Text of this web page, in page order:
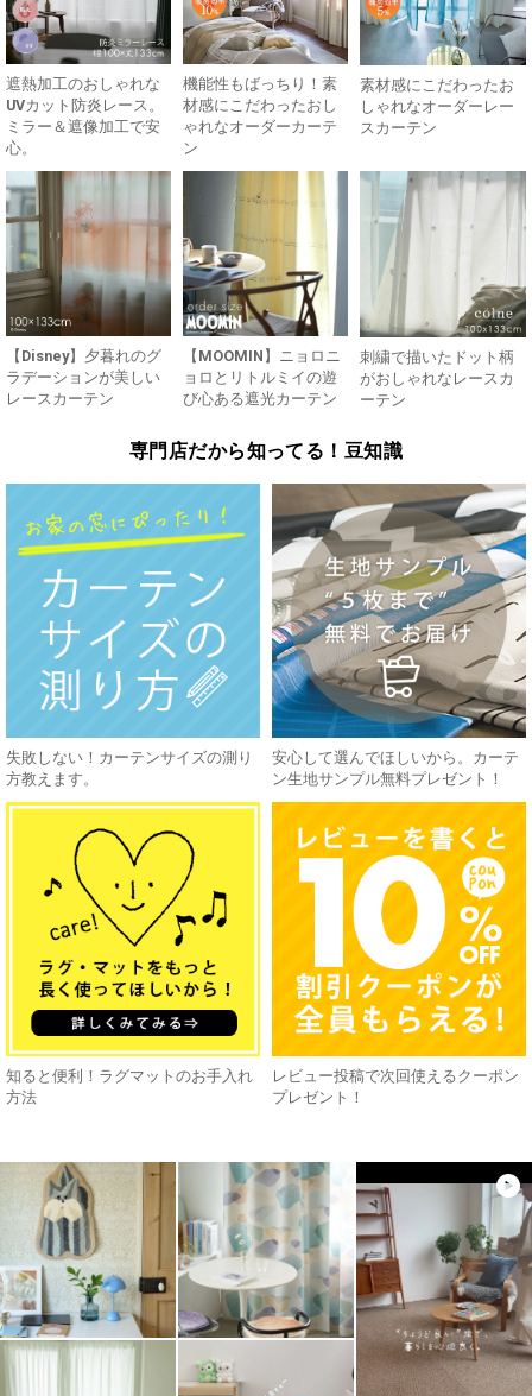
遮熱加工のおしゃれな
UVカット防炎レース。
ミラー＆遮像加工で安
心。
機能性もばっちり！素
材感にこだわったおし
ゃれなオーダーカーテ
ン
素材感にこだわったお
しゃれなオーダーレー
スカーテン
【Disney】夕暮れのグ
ラデーションが美しい
レースカーテン
【MOOMIN】ニョロニ
ョロとリトルミイの遊
び心ある遮光カーテン
刺繍で描いたドット柄
がおしゃれなレースカ
ーテン
専門店だから知ってる！豆知識
失敗しない！カーテンサイズの測り
方教えます。
安心して選んでほしいから。カーテ
ン生地サンプル無料プレゼント！
知ると便利！ラグマットのお手入れ
方法
レビュー投稿で次回使えるクーポン
プレゼント！